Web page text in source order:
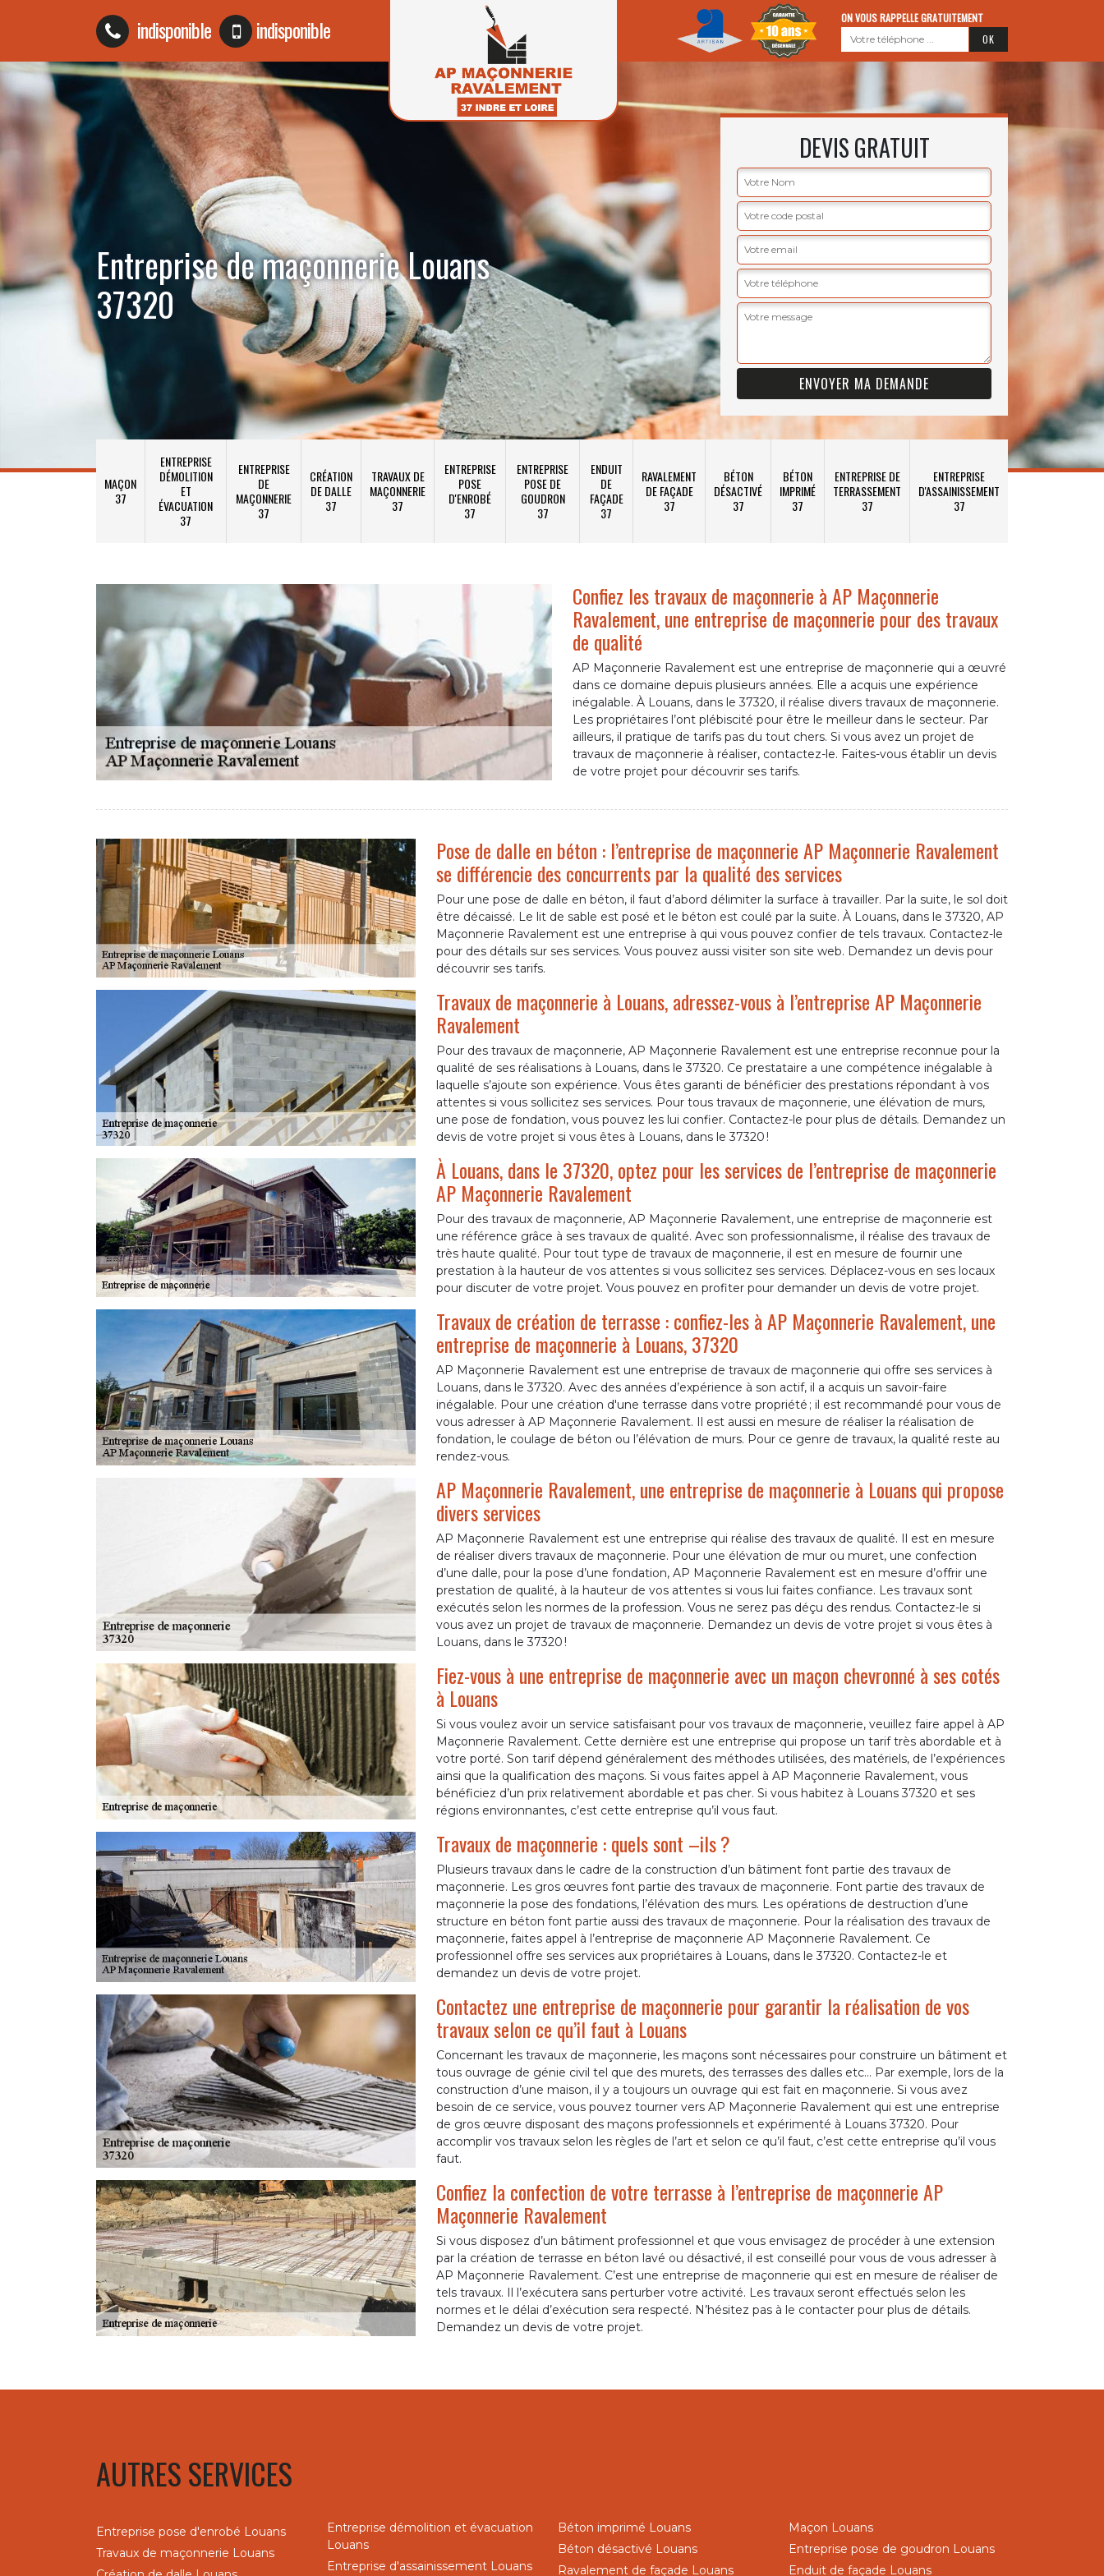
indisponible indisponible ON VOUS RAPPELLE GRATUITEMENT
Entreprise de maçonnerie Louans
37320
DEVIS GRATUIT
MAÇON
37
ENTREPRISE
DÉMOLITION
ET
ÉVACUATION
37
ENTREPRISE
DE
MAÇONNERIE
37
CRÉATION
DE DALLE
37
TRAVAUX DE
MAÇONNERIE
37
ENTREPRISE
POSE
D'ENROBÉ
37
ENTREPRISE
POSE DE
GOUDRON
37
ENDUIT
DE
FAÇADE
37
RAVALEMENT
DE FAÇADE
37
BÉTON
DÉSACTIVÉ
37
BÉTON
IMPRIMÉ
37
ENTREPRISE DE
TERRASSEMENT
37
ENTREPRISE
D'ASSAINISSEMENT
37
Confiez les travaux de maçonnerie à AP Maçonnerie
Ravalement, une entreprise de maçonnerie pour des travaux
de qualité
AP Maçonnerie Ravalement est une entreprise de maçonnerie qui a œuvré
dans ce domaine depuis plusieurs années. Elle a acquis une expérience
inégalable. À Louans, dans le 37320, il réalise divers travaux de maçonnerie.
Les propriétaires l’ont plébiscité pour être le meilleur dans le secteur. Par
ailleurs, il pratique de tarifs pas du tout chers. Si vous avez un projet de
travaux de maçonnerie à réaliser, contactez-le. Faites-vous établir un devis
de votre projet pour découvrir ses tarifs.
Pose de dalle en béton : l’entreprise de maçonnerie AP Maçonnerie Ravalement
se différencie des concurrents par la qualité des services
Pour une pose de dalle en béton, il faut d’abord délimiter la surface à travailler. Par la suite, le sol doit
être décaissé. Le lit de sable est posé et le béton est coulé par la suite. À Louans, dans le 37320, AP
Maçonnerie Ravalement est une entreprise à qui vous pouvez confier de tels travaux. Contactez-le
pour des détails sur ses services. Vous pouvez aussi visiter son site web. Demandez un devis pour
découvrir ses tarifs.
Travaux de maçonnerie à Louans, adressez-vous à l’entreprise AP Maçonnerie
Ravalement
Pour des travaux de maçonnerie, AP Maçonnerie Ravalement est une entreprise reconnue pour la
qualité de ses réalisations à Louans, dans le 37320. Ce prestataire a une compétence inégalable à
laquelle s’ajoute son expérience. Vous êtes garanti de bénéficier des prestations répondant à vos
attentes si vous sollicitez ses services. Pour tous travaux de maçonnerie, une élévation de murs,
une pose de fondation, vous pouvez les lui confier. Contactez-le pour plus de détails. Demandez un
devis de votre projet si vous êtes à Louans, dans le 37320 !
À Louans, dans le 37320, optez pour les services de l’entreprise de maçonnerie
AP Maçonnerie Ravalement
Pour des travaux de maçonnerie, AP Maçonnerie Ravalement, une entreprise de maçonnerie est
une référence grâce à ses travaux de qualité. Avec son professionnalisme, il réalise des travaux de
très haute qualité. Pour tout type de travaux de maçonnerie, il est en mesure de fournir une
prestation à la hauteur de vos attentes si vous sollicitez ses services. Déplacez-vous en ses locaux
pour discuter de votre projet. Vous pouvez en profiter pour demander un devis de votre projet.
Travaux de création de terrasse : confiez-les à AP Maçonnerie Ravalement, une
entreprise de maçonnerie à Louans, 37320
AP Maçonnerie Ravalement est une entreprise de travaux de maçonnerie qui offre ses services à
Louans, dans le 37320. Avec des années d’expérience à son actif, il a acquis un savoir-faire
inégalable. Pour une création d'une terrasse dans votre propriété ; il est recommandé pour vous de
vous adresser à AP Maçonnerie Ravalement. Il est aussi en mesure de réaliser la réalisation de
fondation, le coulage de béton ou l’élévation de murs. Pour ce genre de travaux, la qualité reste au
rendez-vous.
AP Maçonnerie Ravalement, une entreprise de maçonnerie à Louans qui propose
divers services
AP Maçonnerie Ravalement est une entreprise qui réalise des travaux de qualité. Il est en mesure
de réaliser divers travaux de maçonnerie. Pour une élévation de mur ou muret, une confection
d’une dalle, pour la pose d’une fondation, AP Maçonnerie Ravalement est en mesure d’offrir une
prestation de qualité, à la hauteur de vos attentes si vous lui faites confiance. Les travaux sont
exécutés selon les normes de la profession. Vous ne serez pas déçu des rendus. Contactez-le si
vous avez un projet de travaux de maçonnerie. Demandez un devis de votre projet si vous êtes à
Louans, dans le 37320 !
Fiez-vous à une entreprise de maçonnerie avec un maçon chevronné à ses cotés
à Louans
Si vous voulez avoir un service satisfaisant pour vos travaux de maçonnerie, veuillez faire appel à AP
Maçonnerie Ravalement. Cette dernière est une entreprise qui propose un tarif très abordable et à
votre porté. Son tarif dépend généralement des méthodes utilisées, des matériels, de l’expériences
ainsi que la qualification des maçons. Si vous faites appel à AP Maçonnerie Ravalement, vous
bénéficiez d’un prix relativement abordable et pas cher. Si vous habitez à Louans 37320 et ses
régions environnantes, c’est cette entreprise qu’il vous faut.
Travaux de maçonnerie : quels sont –ils ?
Plusieurs travaux dans le cadre de la construction d’un bâtiment font partie des travaux de
maçonnerie. Les gros œuvres font partie des travaux de maçonnerie. Font partie des travaux de
maçonnerie la pose des fondations, l’élévation des murs. Les opérations de destruction d’une
structure en béton font partie aussi des travaux de maçonnerie. Pour la réalisation des travaux de
maçonnerie, faites appel à l’entreprise de maçonnerie AP Maçonnerie Ravalement. Ce
professionnel offre ses services aux propriétaires à Louans, dans le 37320. Contactez-le et
demandez un devis de votre projet.
Contactez une entreprise de maçonnerie pour garantir la réalisation de vos
travaux selon ce qu’il faut à Louans
Concernant les travaux de maçonnerie, les maçons sont nécessaires pour construire un bâtiment et
tous ouvrage de génie civil tel que des murets, des terrasses des dalles etc... Par exemple, lors de la
construction d’une maison, il y a toujours un ouvrage qui est fait en maçonnerie. Si vous avez
besoin de ce service, vous pouvez tourner vers AP Maçonnerie Ravalement qui est une entreprise
de gros œuvre disposant des maçons professionnels et expérimenté à Louans 37320. Pour
accomplir vos travaux selon les règles de l’art et selon ce qu’il faut, c’est cette entreprise qu’il vous
faut.
Confiez la confection de votre terrasse à l’entreprise de maçonnerie AP
Maçonnerie Ravalement
Si vous disposez d’un bâtiment professionnel et que vous envisagez de procéder à une extension
par la création de terrasse en béton lavé ou désactivé, il est conseillé pour vous de vous adresser à
AP Maçonnerie Ravalement. C’est une entreprise de maçonnerie qui est en mesure de réaliser de
tels travaux. Il l’exécutera sans perturber votre activité. Les travaux seront effectués selon les
normes et le délai d’exécution sera respecté. N’hésitez pas à le contacter pour plus de détails.
Demandez un devis de votre projet.
AUTRES SERVICES
Entreprise pose d'enrobé Louans
Travaux de maçonnerie Louans
Entreprise démolition et évacuation
Louans
Entreprise d'assainissement Louans
Béton imprimé Louans
Béton désactivé Louans
Ravalement de façade Louans
Maçon Louans
Entreprise pose de goudron Louans
Enduit de façade Louans